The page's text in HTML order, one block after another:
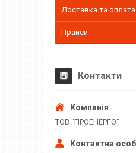
Доставка та оплата
Прайси
Контакти
ТОВ "ПРОЕНЕРГО"